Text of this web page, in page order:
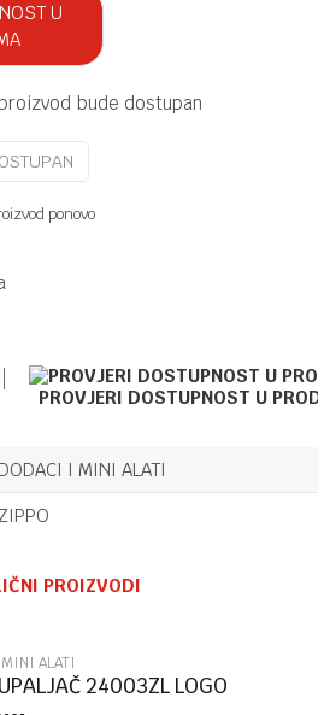
U
bude dostupan
ponovo
PROVJERI DOSTUPNOST U
DODACI I MINI ALATI
ZIPPO
PROIZVODI
ALATI
24003ZL LOGO